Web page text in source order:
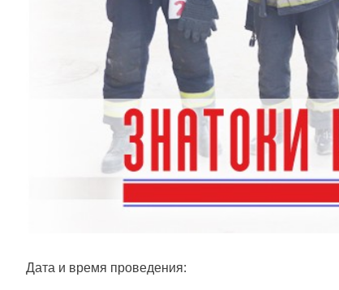
Дата и время проведения: